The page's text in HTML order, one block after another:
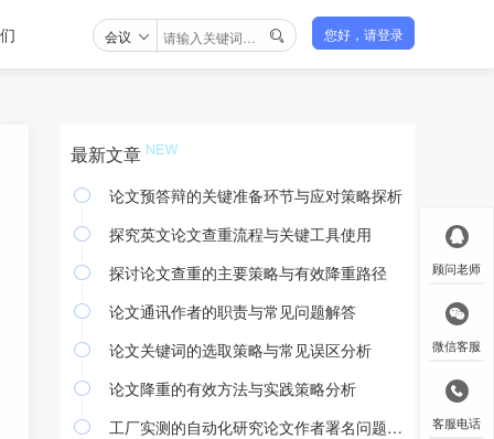
会议  您好，请登录
最新文章
 论文预答辩的关键准备环节与应对策略探析
 探究英文论文查重流程与关键工具使用
 探讨论文查重的主要策略与有效降重路径
 论文通讯作者的职责与常见问题解答
 论文关键词的选取策略与常见误区分析
 论文降重的有效方法与实践策略分析
 工厂实测的自动化研究论文作者署名问题探讨
顾问老师
微信客服
客服电话